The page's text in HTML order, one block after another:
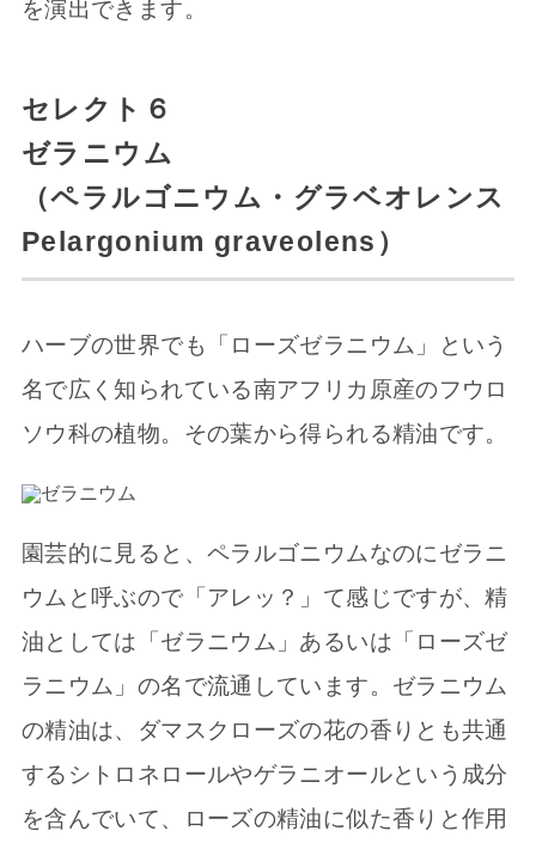
を演出できます。
セレクト６
ゼラニウム
（ペラルゴニウム・グラベオレンス
Pelargonium graveolens）
ハーブの世界でも「ローズゼラニウム」という
名で広く知られている南アフリカ原産のフウロ
ソウ科の植物。その葉から得られる精油です。
園芸的に見ると、ペラルゴニウムなのにゼラニ
ウムと呼ぶので「アレッ？」て感じですが、精
油としては「ゼラニウム」あるいは「ローズゼ
ラニウム」の名で流通しています。ゼラニウム
の精油は、ダマスクローズの花の香りとも共通
するシトロネロールやゲラニオールという成分
を含んでいて、ローズの精油に似た香りと作用